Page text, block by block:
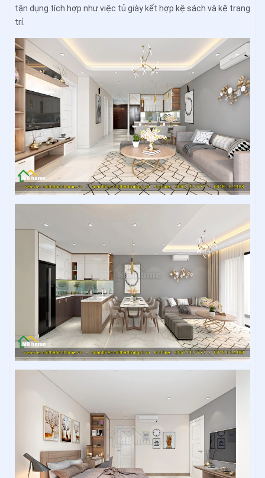
tận dụng tích hợp như việc tủ giày kết hợp kệ sách và kệ trang
trí.